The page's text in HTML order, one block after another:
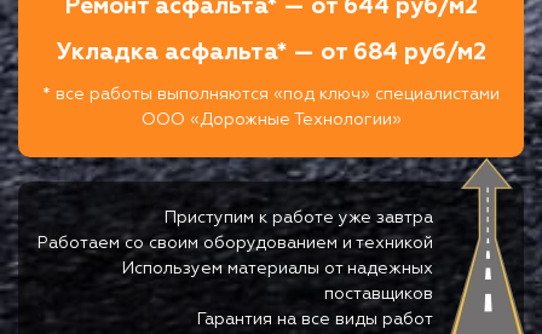
Ремонт асфальта* — от 644 руб/м2
Укладка асфальта* — от 684 руб/м2
* все работы выполняются «под ключ» специалистами
ООО «Дорожные Технологии»
Приступим к работе уже завтра
Работаем со своим оборудованием и техникой
Используем материалы от надежных
поставщиков
Гарантия на все виды работ